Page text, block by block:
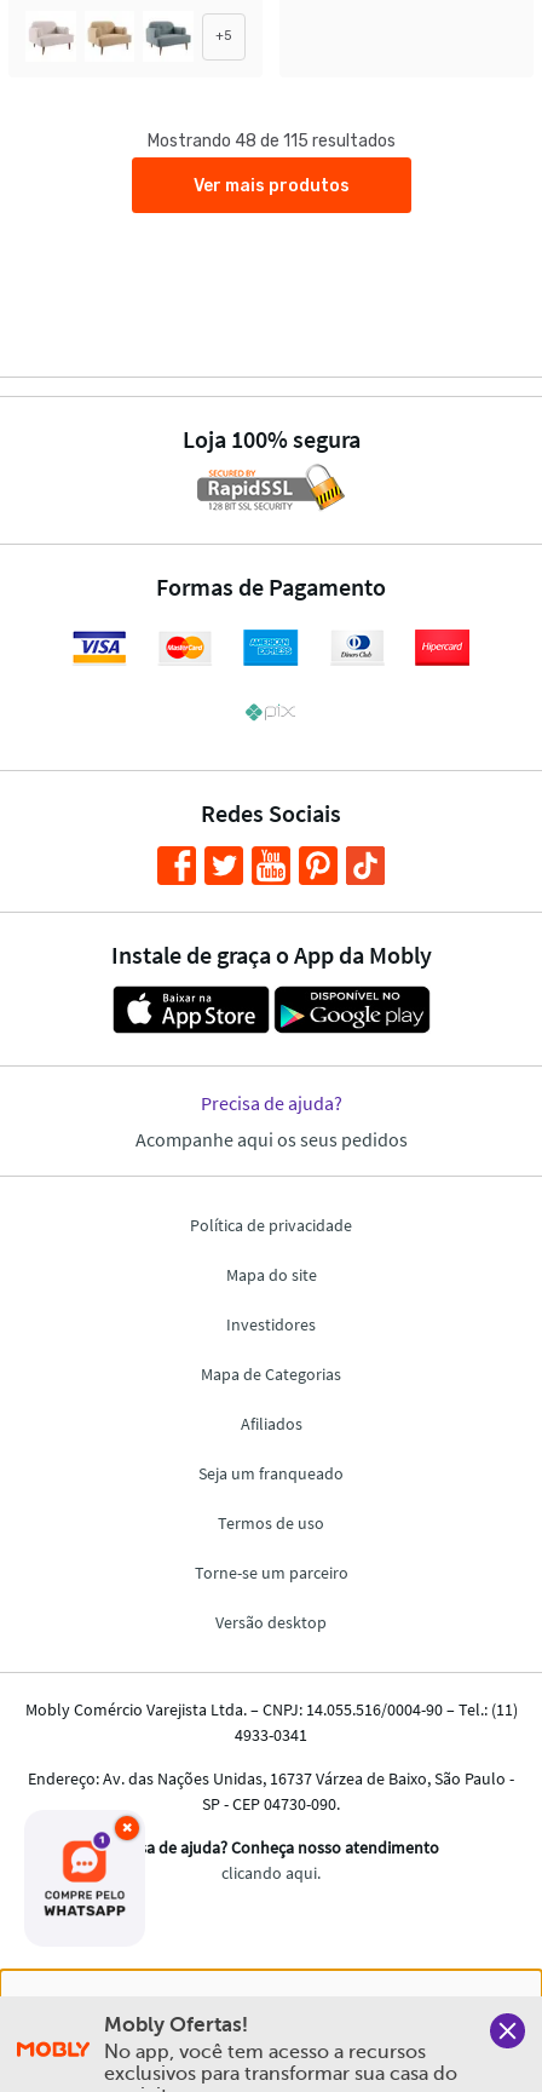
+5
Mostrando 48 de 115 resultados
Ver mais produtos
experiência na Mobly. Quando você navega no nosso site,
aceita esta condição
×
Mobly Ofertas!
No app, você tem acesso a recursos
exclusivos para transformar sua casa do